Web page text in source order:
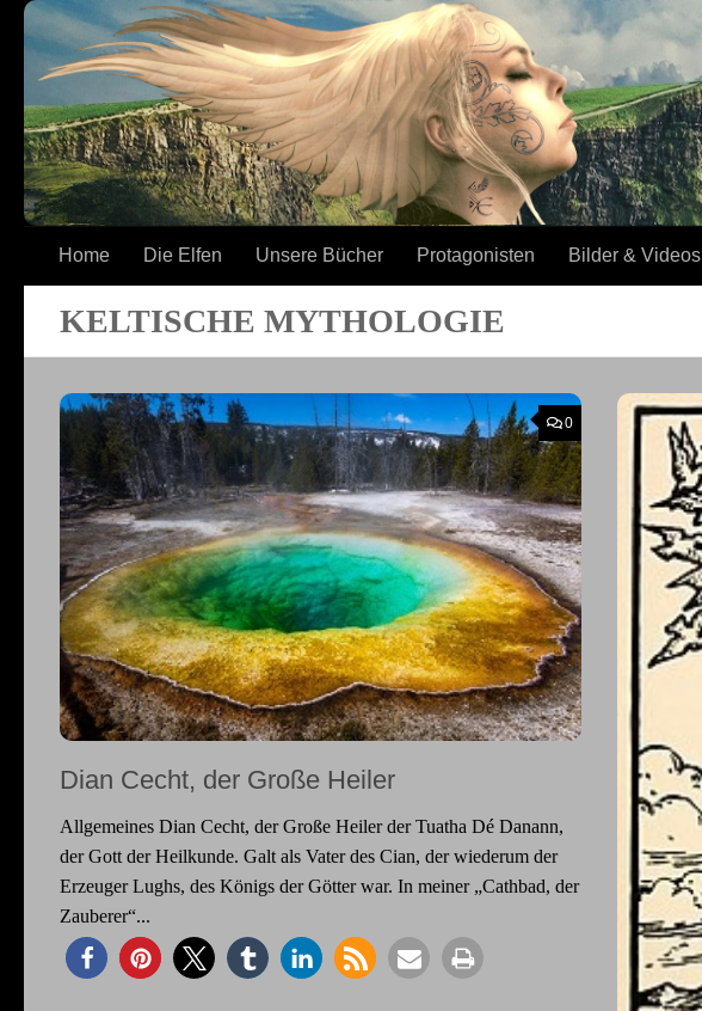
Zum Inhalt springen
Home Die Elfen Unsere Bücher Protagonisten Bilder & Videos
KELTISCHE MYTHOLOGIE
0
Dian Cecht, der Große Heiler
Allgemeines Dian Cecht, der Große Heiler der Tuatha Dé Danann,
der Gott der Heilkunde. Galt als Vater des Cian, der wiederum der
Erzeuger Lughs, des Königs der Götter war. In meiner „Cathbad, der
Zauberer“...